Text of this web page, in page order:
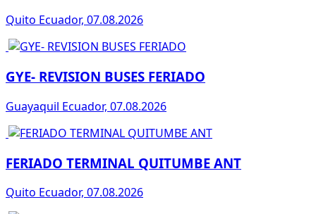
Quito Ecuador, 07.08.2026
GYE- REVISION BUSES FERIADO
Guayaquil Ecuador, 07.08.2026
FERIADO TERMINAL QUITUMBE ANT
Quito Ecuador, 07.08.2026